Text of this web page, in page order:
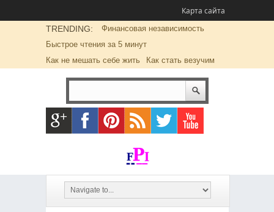
Карта сайта
TRENDING:
Финансовая независимость
Быстрое чтения за 5 минут
Как не мешать себе жить
Как стать везучим